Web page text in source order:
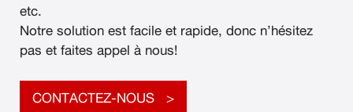
etc.
Notre solution est facile et rapide, donc n’hésitez
pas et faites appel à nous!
CONTACTEZ-NOUS